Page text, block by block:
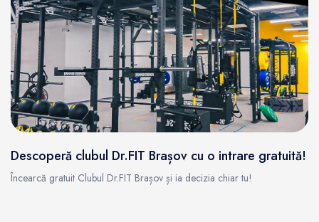
Descoperă clubul Dr.FIT Brașov cu o intrare gratuită!
Încearcă gratuit Clubul Dr.FIT Brașov și ia decizia chiar tu!